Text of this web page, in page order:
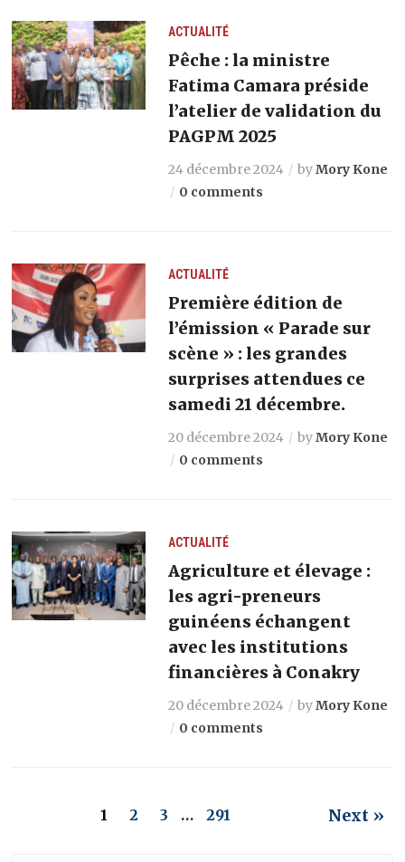
ACTUALITÉ
Pêche : la ministre
Fatima Camara préside
l’atelier de validation du
PAGPM 2025
24 décembre 2024 byMory Kone
0 comments
ACTUALITÉ
Première édition de
l’émission « Parade sur
scène » : les grandes
surprises attendues ce
samedi 21 décembre.
20 décembre 2024 byMory Kone
0 comments
ACTUALITÉ
Agriculture et élevage :
les agri-preneurs
guinéens échangent
avec les institutions
financières à Conakry
20 décembre 2024 byMory Kone
0 comments
1 2 3 … 291 Next »